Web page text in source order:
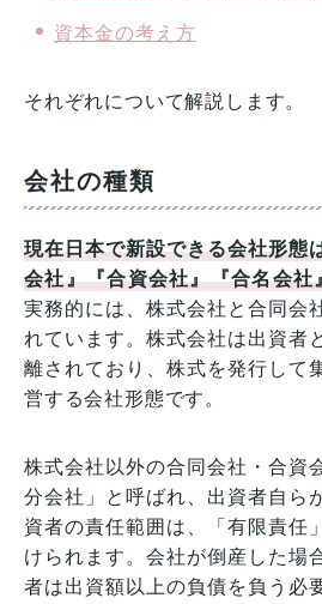
資本金の考え方
それぞれについて解説します。
会社の種類
現在日本で新設できる会社形態
会社』『合資会社』『合名会社
実務的には、株式会社と合同会
れています。株式会社は出資者
離されており、株式を発行して
営する会社形態です。
株式会社以外の合同会社・合資
分会社」と呼ばれ、出資者自ら
資者の責任範囲は、「有限責任
けられます。会社が倒産した場
者は出資額以上の負債を負う必